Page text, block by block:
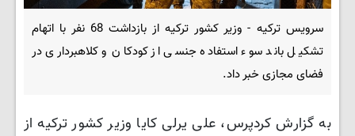
سرویس ترکیه - وزیر کشور ترکیه از بازداشت 68 نفر با اتهام
تشکیل باند سوء استفاده جنسی از کودکان و کلاهبرداری در
فضای مجازی خبر داد.
به گزارش کردپرس، علی یرلی کایا وزیر کشور ترکیه از